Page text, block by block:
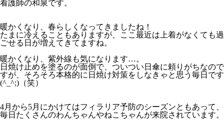
看護師の和泉です。
暖かくなり、春らしくなってきましたね！
たまに冷えることもありますが、ここ最近は上着がなくても過
ごせる日が増えてきてますね。
暖かくなり、紫外線も気になります…。
日焼け止めを塗るのが面倒で、ついつい日傘に頼りがちなので
すが、そろそろ本格的に日焼け対策をしなきゃと思う毎日です
(^_^;)（笑）
4月から5月にかけてはフィラリア予防のシーズンともあって、
毎日たくさんのわんちゃんやねこちゃんが来院されています。